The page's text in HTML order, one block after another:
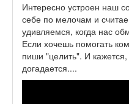
Интересно устроен наш
себе по мелочам и
удивляемся, когда нас
Если хочешь помогать
пиши "целить". И кажется,
догадается....